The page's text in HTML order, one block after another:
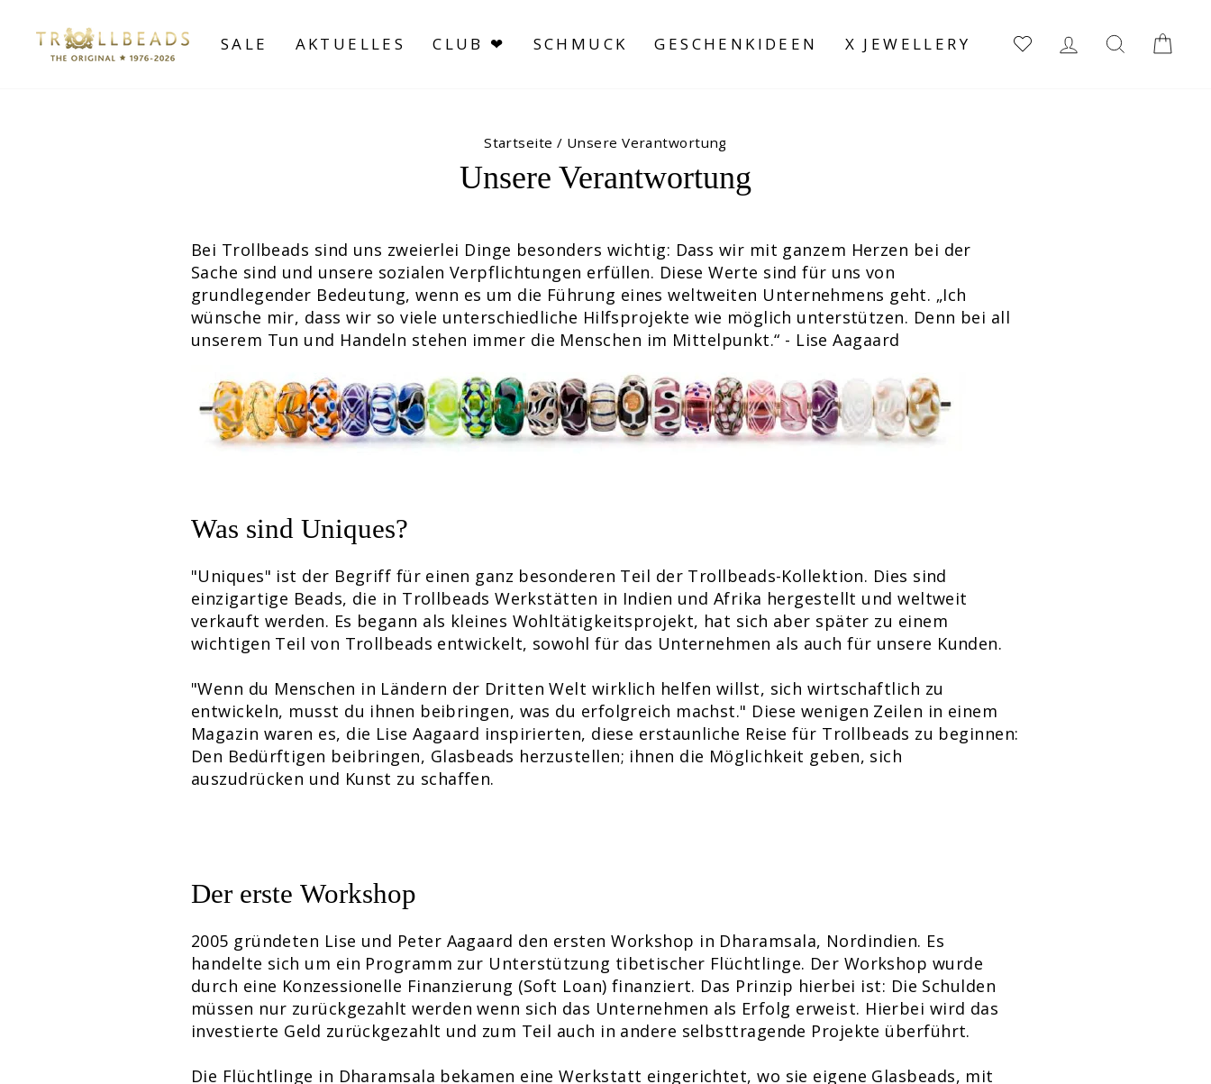
SALE AKTUELLES CLUB ❤ SCHMUCK GESCHENKIDEEN X JEWELLERY EINLOGGEN
SUCHE
Startseite / Unsere Verantwortung
Unsere Verantwortung
Bei Trollbeads sind uns zweierlei Dinge besonders wichtig: Dass wir mit ganzem Herzen bei der
Sache sind und unsere sozialen Verpflichtungen erfüllen. Diese Werte sind für uns von
grundlegender Bedeutung, wenn es um die Führung eines weltweiten Unternehmens geht. „Ich
wünsche mir, dass wir so viele unterschiedliche Hilfsprojekte wie möglich unterstützen. Denn bei all
unserem Tun und Handeln stehen immer die Menschen im Mittelpunkt.“ - Lise Aagaard
Was sind Uniques?
"Uniques" ist der Begriff für einen ganz besonderen Teil der Trollbeads-Kollektion. Dies sind
einzigartige Beads, die in Trollbeads Werkstätten in Indien und Afrika hergestellt und weltweit
verkauft werden. Es begann als kleines Wohltätigkeitsprojekt, hat sich aber später zu einem
wichtigen Teil von Trollbeads entwickelt, sowohl für das Unternehmen als auch für unsere Kunden.
"Wenn du Menschen in Ländern der Dritten Welt wirklich helfen willst, sich wirtschaftlich zu
entwickeln, musst du ihnen beibringen, was du erfolgreich machst." Diese wenigen Zeilen in einem
Magazin waren es, die Lise Aagaard inspirierten, diese erstaunliche Reise für Trollbeads zu beginnen:
Den Bedürftigen beibringen, Glasbeads herzustellen; ihnen die Möglichkeit geben, sich
auszudrücken und Kunst zu schaffen.
Der erste Workshop
2005 gründeten Lise und Peter Aagaard den ersten Workshop in Dharamsala, Nordindien. Es
handelte sich um ein Programm zur Unterstützung tibetischer Flüchtlinge. Der Workshop wurde
durch eine Konzessionelle Finanzierung (Soft Loan) finanziert. Das Prinzip hierbei ist: Die Schulden
müssen nur zurückgezahlt werden wenn sich das Unternehmen als Erfolg erweist. Hierbei wird das
investierte Geld zurückgezahlt und zum Teil auch in andere selbsttragende Projekte überführt.
Die Flüchtlinge in Dharamsala bekamen eine Werkstatt eingerichtet, wo sie eigene Glasbeads, mit